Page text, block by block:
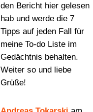
den Bericht hier gelesen
hab und werde die 7
Tipps auf jeden Fall für
meine To-do Liste im
Gedächtnis behalten.
Weiter so und liebe
Grüße!